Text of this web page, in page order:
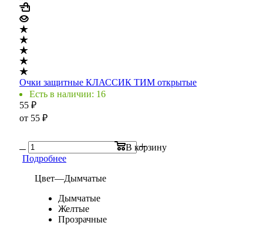
Очки защитные КЛАССИК ТИМ открытые
Есть в наличии: 16
55 ₽
от 55 ₽
В корзину
Подробнее
Цвет—Дымчатые
Дымчатые
Желтые
Прозрачные